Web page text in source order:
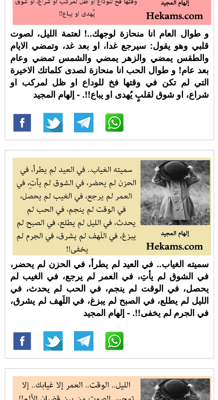
و طوال العام انا منحازة لوجهك..! لعتمة الليل، لصوت
قلبي وهو يقول: سيرجع غدا، او بعد غد، وتمضي الايام
والطقس يمضي والزهر يمضي والشمس تمضي وعام
بعد عام! و طوال الحب انا منحازة لصدى كلماتك الاخيرة
التي لم تكن في وقتها فخ للوداع او ظل لمركب او
شراع، او شوق لقلبٍ يُهدى او يباع!!. - إلهام المجيد
سميته الغياب.. في العيد لم يطرأ، في الحزن لم يحضر،
في الشوق لم يأتِ، في العمر لم يرجع، في الغيب لم
يحصل، في الوقت لم ينجم، في الحب لم يحدث، في
الليل لم يطلع، في الصبح لم يبزغ، في اللَهف لم يشرق،
في الجرم لم يخفى!!. - إلهام المجيد